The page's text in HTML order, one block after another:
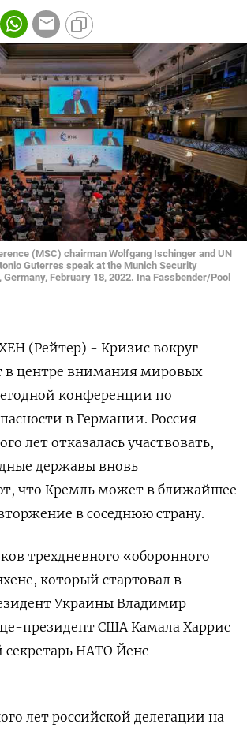
(MSC) chairman Wolfgang Ischinger and UN
Guterres speak at the Munich Security
February 18, 2022. Ina Fassbender/Pool
(Рейтер) - Кризис вокруг
в центре внимания мировых
конференции по
в Германии. Россия
лет отказалась участвовать,
державы вновь
что Кремль может в ближайшее
в соседнюю страну.
трехдневного «оборонного
который стартовал в
Украины Владимир
президент США Камала Харрис
секретарь НАТО Йенс
лет российской делегации на